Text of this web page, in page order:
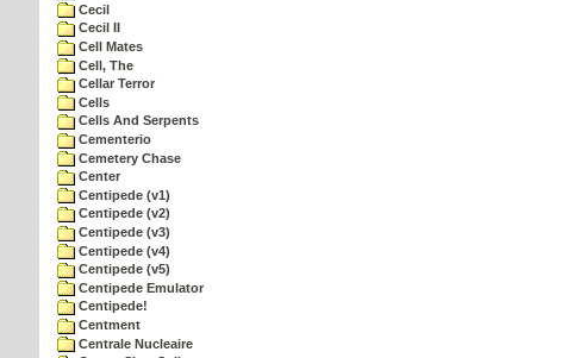
Cecil
Cecil II
Cell Mates
Cell, The
Cellar Terror
Cells
Cells And Serpents
Cementerio
Cemetery Chase
Center
Centipede (v1)
Centipede (v2)
Centipede (v3)
Centipede (v4)
Centipede (v5)
Centipede Emulator
Centipede!
Centment
Centrale Nucleaire